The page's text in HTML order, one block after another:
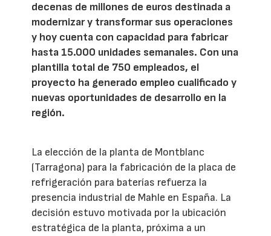
decenas de millones de euros destinada a
modernizar y transformar sus operaciones
y hoy cuenta con capacidad para fabricar
hasta 15.000 unidades semanales. Con una
plantilla total de 750 empleados, el
proyecto ha generado empleo cualificado y
nuevas oportunidades de desarrollo en la
región.
La elección de la planta de Montblanc
(Tarragona) para la fabricación de la placa de
refrigeración para baterías refuerza la
presencia industrial de Mahle en España. La
decisión estuvo motivada por la ubicación
estratégica de la planta, próxima a un